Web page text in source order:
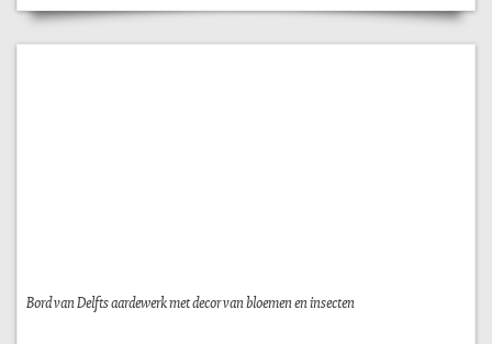
Bord van Delfts aardewerk met decor van bloemen en insecten